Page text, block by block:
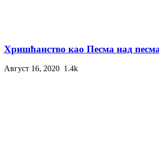
Хришћанство као Песма над
Август 16, 2020 1.4k